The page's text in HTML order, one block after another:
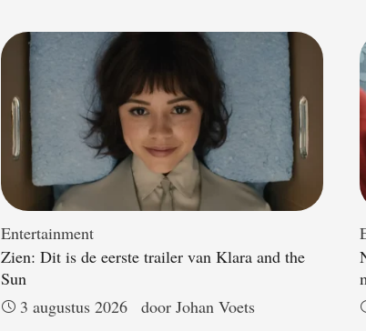
Entertainment
Zien: Dit is de eerste trailer van Klara and the
Sun
3 augustus 2026
door Johan Voets